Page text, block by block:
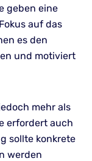
geben eine
auf das
es den
und motiviert
mehr als
erfordert auch
sollte konkrete
werden